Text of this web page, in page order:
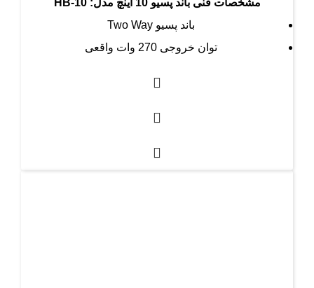
باند پسیو Two Way
توان خروجی 270 وات واقعی
8OHM